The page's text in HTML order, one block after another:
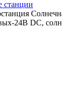
станции
24В DC,